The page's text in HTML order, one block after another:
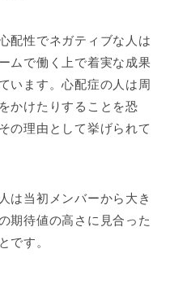
配性でネガティブな人は
ムで働く上で着実な成果
います。心配症の人は周
かけたりすることを恐
の理由として挙げられて
は当初メンバーから大き
期待値の高さに見合った
です。